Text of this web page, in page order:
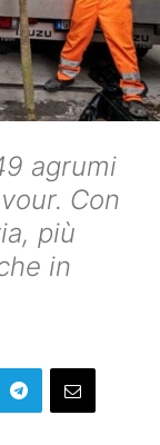
agrumi
Con
più
in